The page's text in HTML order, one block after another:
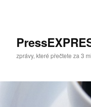
panelu
zprávy, které přečtete za 3